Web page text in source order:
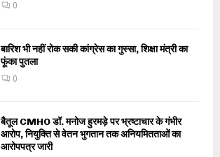
0
बारिश भी नहीं रोक सकी कांग्रेस का गुस्सा, शिक्षा मंत्री का
फूंका पुतला
0
बैतूल CMHO डॉ. मनोज हुरमड़े पर भ्रष्टाचार के गंभीर
आरोप, नियुक्ति से वेतन भुगतान तक अनियमितताओं का
आरोपपत्र जारी